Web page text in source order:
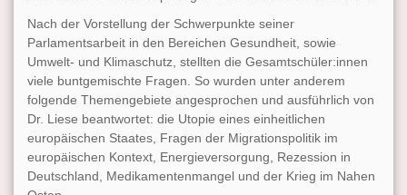
Nach der Vorstellung der Schwerpunkte seiner
Parlamentsarbeit in den Bereichen Gesundheit, sowie
Umwelt- und Klimaschutz, stellten die Gesamtschüler:innen
viele buntgemischte Fragen. So wurden unter anderem
folgende Themengebiete angesprochen und ausführlich von
Dr. Liese beantwortet: die Utopie eines einheitlichen
europäischen Staates, Fragen der Migrationspolitik im
europäischen Kontext, Energieversorgung, Rezession in
Deutschland, Medikamentenmangel und der Krieg im Nahen